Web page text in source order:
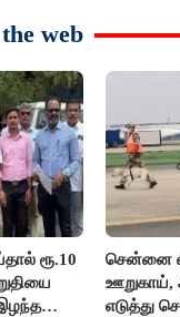
web
ரூ.10
சென்னை
ஊறுகாய்,
எடுத்து